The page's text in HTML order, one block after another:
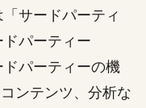
サードパーティ
パーティー
パーティーの機
ンテンツ、分析な